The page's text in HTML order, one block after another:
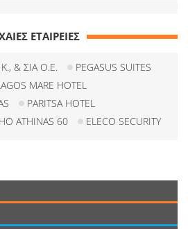
ΕΤΑΙΡΕΙΕΣ
& ΣΙΑ Ο.Ε.
PEGASUS SUITES
MARE HOTEL
PARITSA HOTEL
ATHINAS 60 ELECO SECURITY